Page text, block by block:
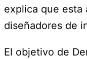
explica que esta
diseñadores de
El objetivo de